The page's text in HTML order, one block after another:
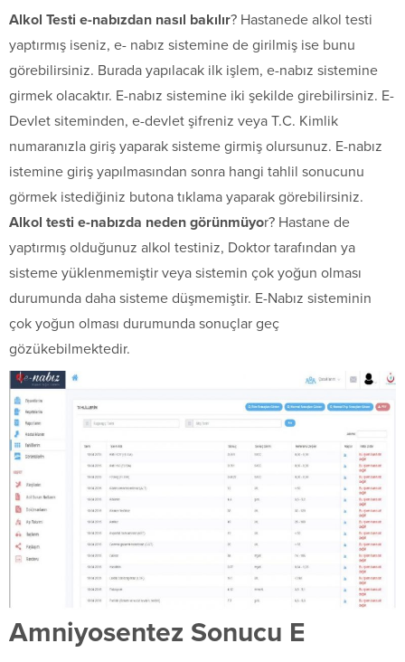
Alkol Testi e-nabızdan nasıl bakılır? Hastanede alkol testi
yaptırmış iseniz, e- nabız sistemine de girilmiş ise bunu
görebilirsiniz. Burada yapılacak ilk işlem, e-nabız sistemine
girmek olacaktır. E-nabız sistemine iki şekilde girebilirsiniz. E-
Devlet siteminden, e-devlet şifreniz veya T.C. Kimlik
numaranızla giriş yaparak sisteme girmiş olursunuz. E-nabız
istemine giriş yapılmasından sonra hangi tahlil sonucunu
görmek istediğiniz butona tıklama yaparak görebilirsiniz.
Alkol testi e-nabızda neden görünmüyor? Hastane de
yaptırmış olduğunuz alkol testiniz, Doktor tarafından ya
sisteme yüklenmemiştir veya sistemin çok yoğun olması
durumunda daha sisteme düşmemiştir. E-Nabız sisteminin
çok yoğun olması durumunda sonuçlar geç
gözükebilmektedir.
Amniyosentez Sonucu E